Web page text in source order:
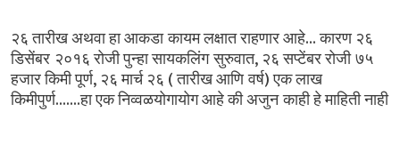
२६ तारीख अथवा हा आकडा कायम लक्षात राहणार आहे...कारण २६
डिसेंबर २०१६ रोजी पुन्हा सायकलिंग सुरुवात, २६ सप्टेंबर रोजी ७५
हजार किमी पूर्ण, २६ मार्च २६ (तारीख आणि वर्ष)एक लाख
किमीपुर्ण.......हा एक निव्वळयोगायोग आहे की अजुन काही हे माहिती नाही